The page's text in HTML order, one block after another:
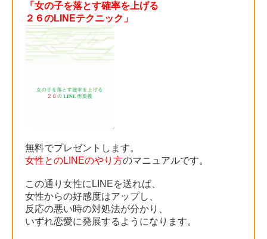
「女の子を落とす確率を上げる
２６のLINEテクニック」
無料でプレゼントします。
女性とのLINEのやり方のマニュアルです。
この通り女性にLINEを送れば、
女性からの好感度はアップし、
反応の悪い時の対処法が分かり、
いずれ恋愛に発展するようになります。